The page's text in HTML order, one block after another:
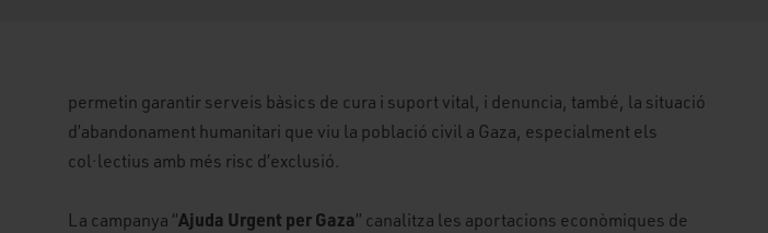
permetin garantir serveis bàsics de cura i suport vital, i denuncia, també, la situació
d’abandonament humanitari que viu la població civil a Gaza, especialment els
col·lectius amb més risc d’exclusió.
La campanya “Ajuda Urgent per Gaza” canalitza les aportacions econòmiques de